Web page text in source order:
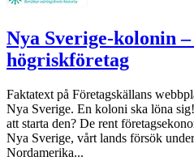
Nya Sverige-kolonin
högriskföretag
Faktatext på Företagskällans
Nya Sverige. En koloni ska löna
att starta den? De rent
Nya Sverige, vårt lands försök
Nordamerika...